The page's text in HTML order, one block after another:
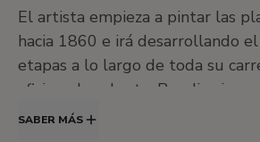
El artista empieza a pintar las
hacia 1860 e irá desarrollando
etapas a lo largo de toda su
aficionados al arte, Boudin sigue
de las playas. Sin embargo, de los
SABER MÁS